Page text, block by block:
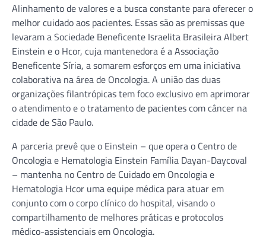
Alinhamento de valores e a busca constante para oferecer o
melhor cuidado aos pacientes. Essas são as premissas que
levaram a Sociedade Beneficente Israelita Brasileira Albert
Einstein e o Hcor, cuja mantenedora é a Associação
Beneficente Síria, a somarem esforços em uma iniciativa
colaborativa na área de Oncologia. A união das duas
organizações filantrópicas tem foco exclusivo em aprimorar
o atendimento e o tratamento de pacientes com câncer na
cidade de São Paulo.
A parceria prevê que o Einstein – que opera o Centro de
Oncologia e Hematologia Einstein Família Dayan-Daycoval
– mantenha no Centro de Cuidado em Oncologia e
Hematologia Hcor uma equipe médica para atuar em
conjunto com o corpo clínico do hospital, visando o
compartilhamento de melhores práticas e protocolos
médico-assistenciais em Oncologia.